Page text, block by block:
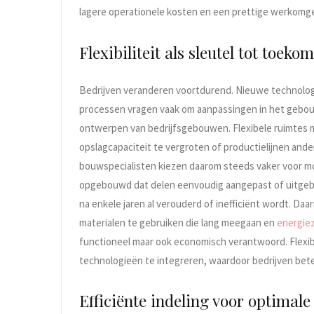
lagere operationele kosten en een prettige
Flexibiliteit als sleutel tot
Bedrijven veranderen voortdurend. Nieuwe
processen vragen vaak om aanpassingen in het
ontwerpen van bedrijfsgebouwen. Flexibele ruimtes
opslagcapaciteit te vergroten of productielijnen
bouwspecialisten kiezen daarom steeds vaker voor
opgebouwd dat delen eenvoudig aangepast of
na enkele jaren al verouderd of inefficiënt wordt.
materialen te gebruiken die lang meegaan en
functioneel maar ook economisch verantwoord.
technologieën te integreren, waardoor bedrijven
Efficiënte indeling voor